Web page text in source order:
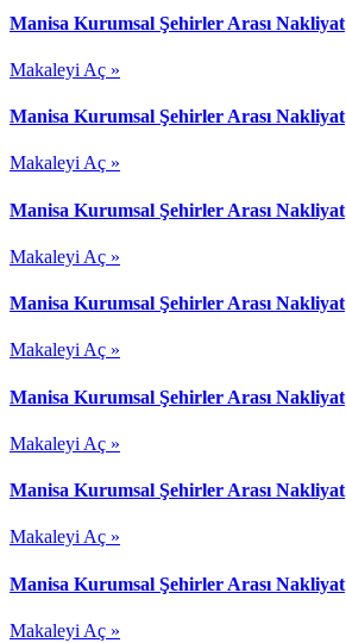
Manisa Kurumsal Şehirler Arası Nakliyat
Makaleyi Aç »
Manisa Kurumsal Şehirler Arası Nakliyat
Makaleyi Aç »
Manisa Kurumsal Şehirler Arası Nakliyat
Makaleyi Aç »
Manisa Kurumsal Şehirler Arası Nakliyat
Makaleyi Aç »
Manisa Kurumsal Şehirler Arası Nakliyat
Makaleyi Aç »
Manisa Kurumsal Şehirler Arası Nakliyat
Makaleyi Aç »
Manisa Kurumsal Şehirler Arası Nakliyat
Makaleyi Aç »